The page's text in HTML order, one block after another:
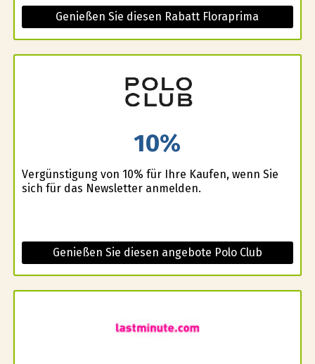
Genießen Sie diesen Rabatt Floraprima
10%
Vergünstigung von 10% für Ihre Kaufen, wenn Sie
sich für das Newsletter anmelden.
Genießen Sie diesen angebote Polo Club